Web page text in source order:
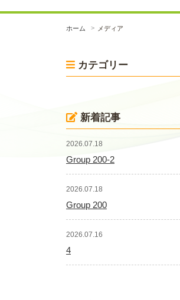
ホーム メディア
カテゴリー
新着記事
2026.07.18
Group 200-2
2026.07.18
Group 200
2026.07.16
4